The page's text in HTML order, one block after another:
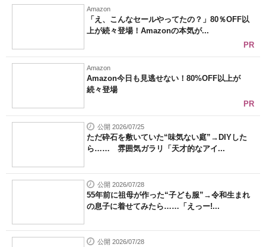
Amazon
「え、こんなセールやってたの？」80％OFF以
上が続々登場！Amazonの本気が...
PR
Amazon
Amazon今日も見逃せない！80%OFF以上が
続々登場
PR
公開 2026/07/25
ただ砕石を敷いていた“味気ない庭”→DIYした
ら…… 雰囲気ガラリ「天才的なアイ...
公開 2026/07/28
55年前に祖母が作った“子ども服”→令和生まれ
の息子に着せてみたら……「えっー!...
公開 2026/07/28